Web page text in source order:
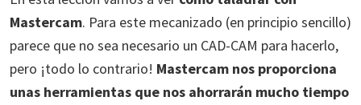
Mastercam. Para este mecanizado (en principio sencillo)
parece que no sea necesario un CAD-CAM para hacerlo,
pero ¡todo lo contrario! Mastercam nos proporciona
unas herramientas que nos ahorrarán mucho tiempo